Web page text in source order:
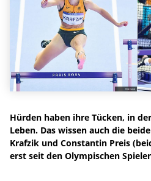
Hürden haben ihre Tücken, in
Leben. Das wissen auch die
Krafzik und Constantin Preis
erst seit den Olympischen